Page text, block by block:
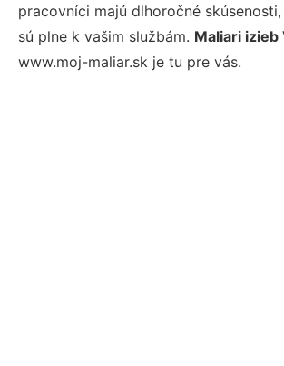
pracovníci majú dlhoročné
sú plne k vašim službám. Maliari izieb
www.moj-maliar.sk je tu pre vás.